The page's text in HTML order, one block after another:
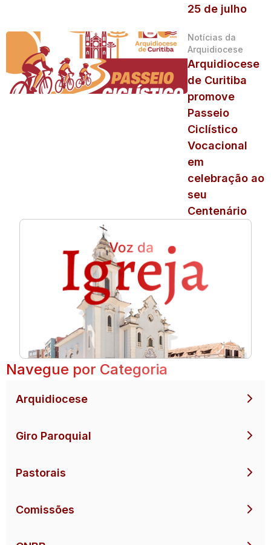
25 de julho
Notícias da
Arquidiocese
Arquidiocese
de Curitiba
promove
Passeio
Ciclístico
Vocacional
em
celebração ao
seu
Centenário
Navegue por Categoria
Arquidiocese
Giro Paroquial
Pastorais
Comissões